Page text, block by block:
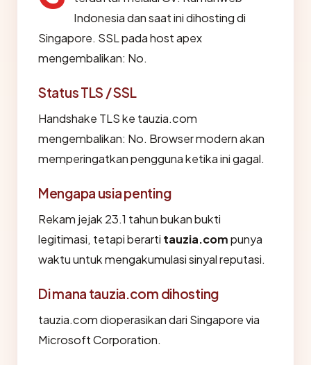
Indonesia dan saat ini dihosting di
Singapore. SSL pada host apex
mengembalikan: No.
Status TLS / SSL
Handshake TLS ke tauzia.com
mengembalikan: No. Browser modern akan
memperingatkan pengguna ketika ini gagal.
Mengapa usia penting
Rekam jejak 23.1 tahun bukan bukti
legitimasi, tetapi berarti tauzia.compunya
waktu untuk mengakumulasi sinyal reputasi.
Di mana tauzia.com dihosting
tauzia.com dioperasikan dari Singapore via
Microsoft Corporation.